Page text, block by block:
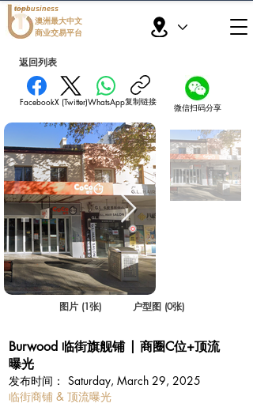
topbusiness
澳洲最大中文
商业交易平台
返回列表
微信扫码分享
FacebookX (Twitter)WhatsApp复制链接
图片 (1张) 户型图 (0张)
Burwood 临街旗舰铺 | 商圈C位+顶流
曝光
Saturday, March 29, 2025
​发布时间：
临街商铺 & 顶流曝光